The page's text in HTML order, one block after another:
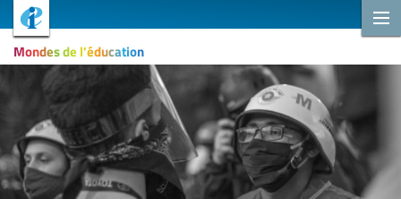
Mondes de l'éducation